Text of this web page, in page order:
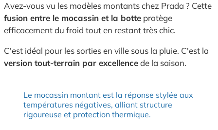
Avez-vous vu les modèles montants chez Prada ? Cette
fusion entre le mocassin et la botte protège
efficacement du froid tout en restant très chic.
C'est idéal pour les sorties en ville sous la pluie. C'est la
version tout-terrain par excellencede la saison.
Le mocassin montant est la réponse stylée aux
températures négatives, alliant structure
rigoureuse et protection thermique.